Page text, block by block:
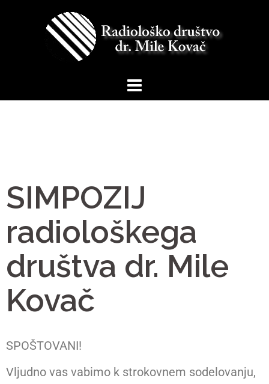
SIMPOZIJ
radiološkega
društva dr. Mile
Kovač
SPOŠTOVANI!
Vljudno vas vabimo k strokovnem sodelovanju,